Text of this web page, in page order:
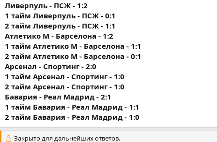
Ливерпуль - ПСЖ - 1:2
1 тайм Ливерпуль - ПСЖ - 0:1
2 тайм Ливерпуль - ПСЖ - 1:1
Атлетико М - Барселона - 1:2
1 тайм Атлетико М - Барселона - 1:1
2 тайм Атлетико М - Барселона - 0:1
Арсенал - Спортинг - 2:0
1 тайм Арсенал - Спортинг - 1:0
2 тайм Арсенал - Спортинг - 1:0
Бавария - Реал Мадрид - 2:1
1 тайм Бавария - Реал Мадрид - 1:1
2 тайм Бавария - Реал Мадрид - 1:0
Закрыто для дальнейших ответов.